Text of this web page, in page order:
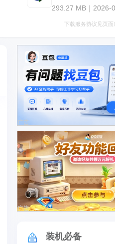
293.27 MB｜2026-
下载服务协议见页面
广告
广告
装机必备